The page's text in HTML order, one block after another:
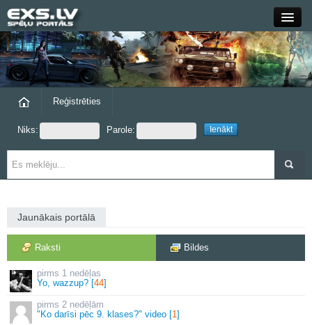
Close
Forums
Grupas
Reģistrēties
Niks: Parole:
Jaunākais portālā
Raksti Bildes
1 nedēļas
Yo, wazzup? [44]
2 nedēļām
"Ko darīsi pēc 9. klases?" video [1]